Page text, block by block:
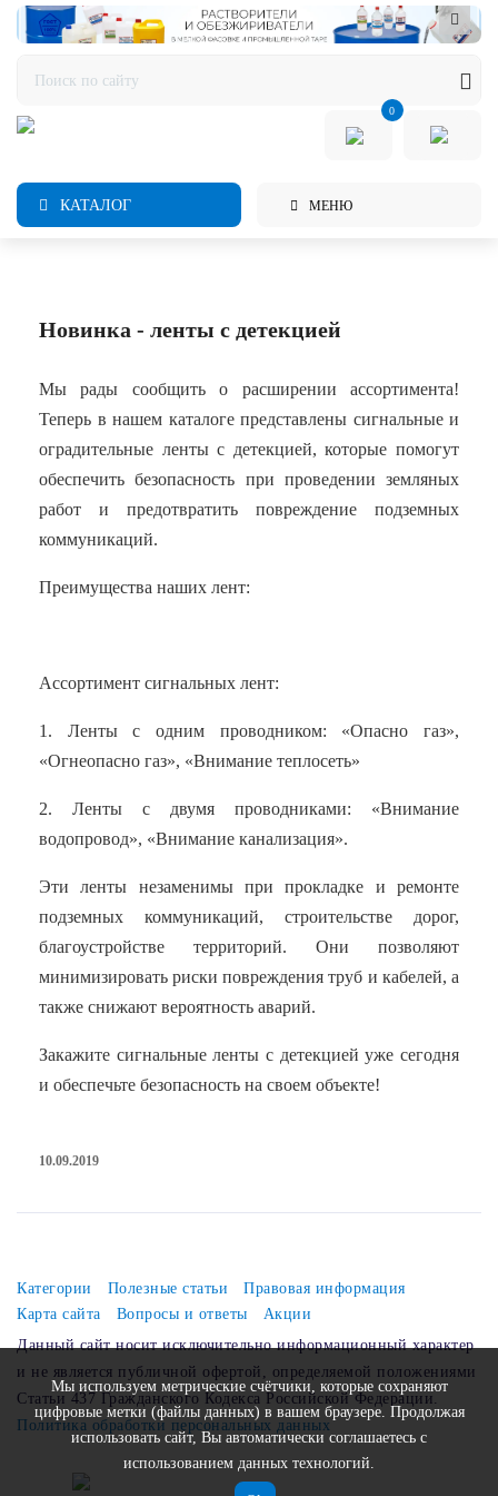
0
КАТАЛОГ МЕНЮ
Новинка - ленты с детекцией
Мы рады сообщить о расширении ассортимента!
Теперь в нашем каталоге представлены сигнальные и
оградительные ленты с детекцией, которые помогут
обеспечить безопасность при проведении земляных
работ и предотвратить повреждение подземных
коммуникаций.
Преимущества наших лент:
Ассортимент сигнальных лент:
1. Ленты с одним проводником: «Опасно газ»,
«Огнеопасно газ», «Внимание теплосеть»
2. Ленты с двумя проводниками: «Внимание
водопровод», «Внимание канализация».
Эти ленты незаменимы при прокладке и ремонте
подземных коммуникаций, строительстве дорог,
благоустройстве территорий. Они позволяют
минимизировать риски повреждения труб и кабелей, а
также снижают вероятность аварий.
Закажите сигнальные ленты с детекцией уже сегодня
и обеспечьте безопасность на своем объекте!
10.09.2019
Категории Полезные статьи
Правовая информация
Карта сайта
Вопросы и ответы
Акции
Данный сайт носит исключительно информационный характер
и не является публичной офертой, определяемой положениями
Статьи 437 Гражданского Кодекса Российской Федерации.
Политика обработки персональных данных
Мы используем метрические счётчики, которые сохраняют
цифровые метки (файлы данных) в вашем браузере. Продолжая
использовать сайт, Вы автоматически соглашаетесь с
использованием данных технологий.